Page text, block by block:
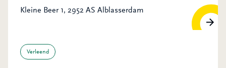
Kleine Beer 1, 2952 AS Alblasserdam
Verleend